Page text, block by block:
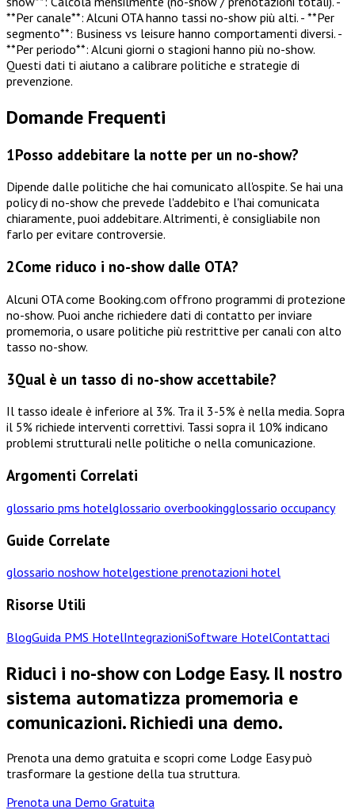
**Per canale**: Alcuni OTA hanno tassi no-show più alti. - **Per
segmento**: Business vs leisure hanno comportamenti diversi. -
**Per periodo**: Alcuni giorni o stagioni hanno più no-show.
Questi dati ti aiutano a calibrare politiche e strategie di
prevenzione.
Domande Frequenti
1Posso addebitare la notte per un no-show?
Dipende dalle politiche che hai comunicato all'ospite. Se hai una
policy di no-show che prevede l'addebito e l'hai comunicata
chiaramente, puoi addebitare. Altrimenti, è consigliabile non
farlo per evitare controversie.
2Come riduco i no-show dalle OTA?
Alcuni OTA come Booking.com offrono programmi di protezione
no-show. Puoi anche richiedere dati di contatto per inviare
promemoria, o usare politiche più restrittive per canali con alto
tasso no-show.
3Qual è un tasso di no-show accettabile?
Il tasso ideale è inferiore al 3%. Tra il 3-5% è nella media. Sopra
il 5% richiede interventi correttivi. Tassi sopra il 10% indicano
problemi strutturali nelle politiche o nella comunicazione.
Argomenti Correlati
glossario pms hotelglossario overbookingglossario occupancy
Guide Correlate
glossario noshow hotelgestione prenotazioni hotel
Risorse Utili
BlogGuida PMS HotelIntegrazioniSoftware HotelContattaci
Riduci i no-show con Lodge Easy. Il nostro
sistema automatizza promemoria e
comunicazioni. Richiedi una demo.
Prenota una demo gratuita e scopri come Lodge Easy può
trasformare la gestione della tua struttura.
Prenota una Demo Gratuita